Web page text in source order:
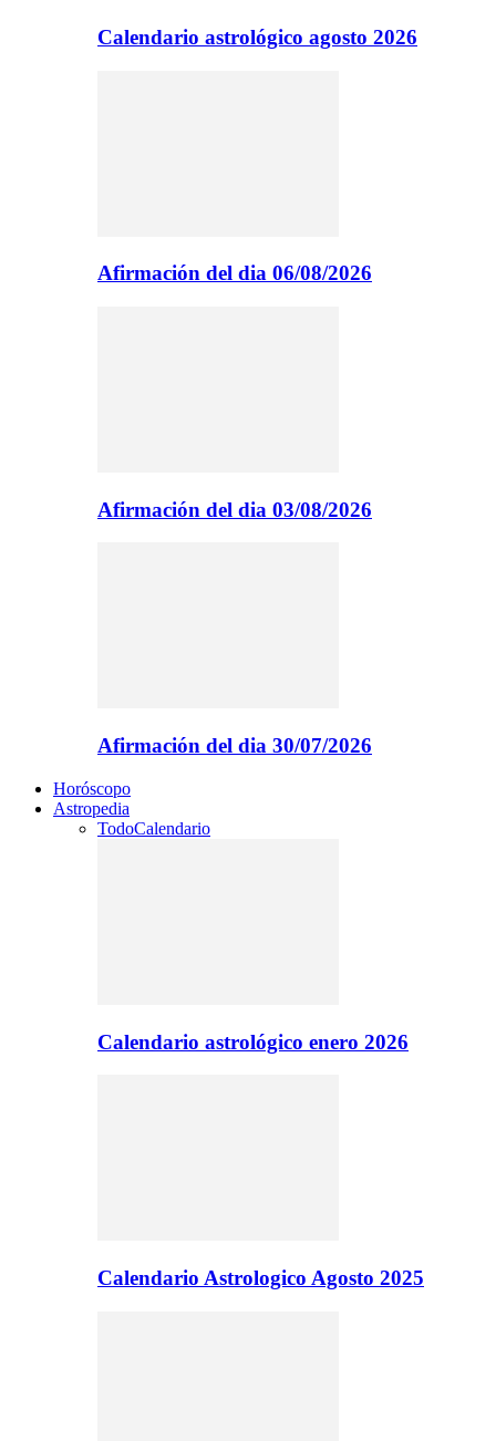
Calendario astrológico agosto 2026
Afirmación del dia 06/08/2026
Afirmación del dia 03/08/2026
Afirmación del dia 30/07/2026
Horóscopo
Astropedia
TodoCalendario
Calendario astrológico enero 2026
Calendario Astrologico Agosto 2025